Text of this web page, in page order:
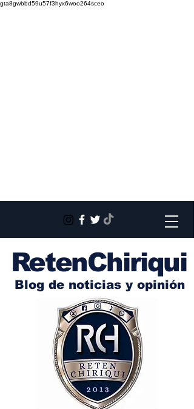
gta8gwbbd59u57f3hyx6woo264sceo
RetenChiriqui
Blog de noticias y opinión